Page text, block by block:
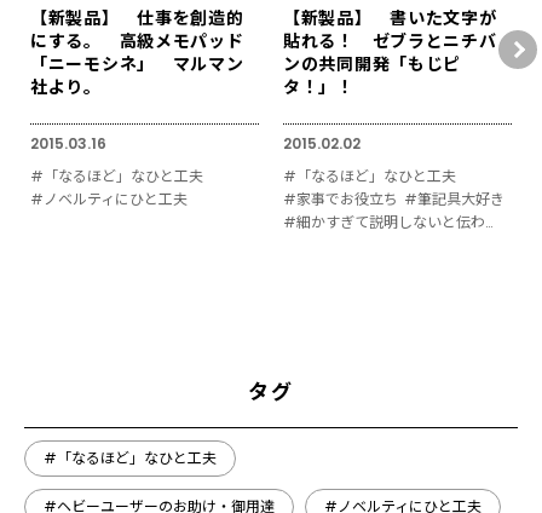
【新製品】 仕事を創造的
にする。 高級メモパッド
「ニーモシネ」 マルマン
社より。
2015.03.16
#「なるほど」なひと工夫
#ノベルティにひと工夫
【新製品】 書いた文字が
貼れる！ ゼブラとニチバ
ンの共同開発「もじピ
タ！」！
2015.02.02
#「なるほど」なひと工夫
#家事でお役立ち #筆記具大好き
#細かすぎて説明しないと伝わりにくい
タグ
#「なるほど」なひと工夫
#ヘビーユーザーのお助け・御用達 #ノベルティにひと工夫